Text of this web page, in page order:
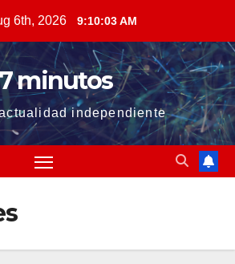
6th, 2026 9:10:05 AM
minutos
independiente